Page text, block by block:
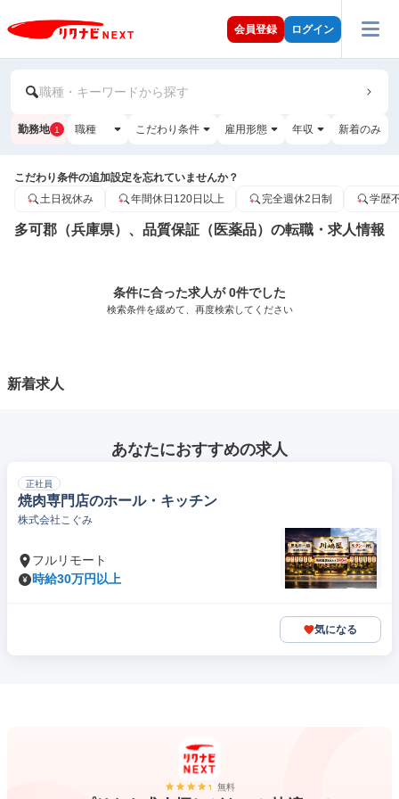
会員登録 ログイン
職種・キーワードから探す
勤務地 1 職種 こだわり条件 雇用形態 年収 新着のみ
こだわり条件の追加設定を忘れていませんか？
土日祝休み
年間休日120日以上 完全週休2日制 学歴
多可郡（兵庫県）、品質保証（医薬品）の転職・求人情報
条件に合った求人が 0件でした
検索条件を緩めて、再度検索してください
新着求人
あなたにおすすめの求人
正社員
焼肉専門店のホール・キッチン
株式会社こぐみ
フルリモート
時給30万円以上
気になる
無料